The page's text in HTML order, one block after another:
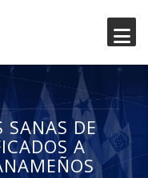
SANAS DE
A